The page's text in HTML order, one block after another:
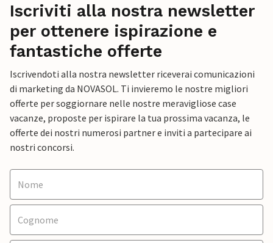
Iscriviti alla nostra newsletter
per ottenere ispirazione e
fantastiche offerte
Iscrivendoti alla nostra newsletter riceverai comunicazioni
di marketing da NOVASOL. Ti invieremo le nostre migliori
offerte per soggiornare nelle nostre meravigliose case
vacanze, proposte per ispirare la tua prossima vacanza, le
offerte dei nostri numerosi partner e inviti a partecipare ai
nostri concorsi.